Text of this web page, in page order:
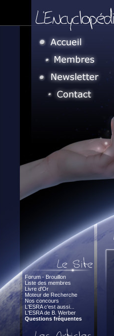
Forum - Brouillon
Liste des membres
Livre d'Or
Moteur de Recherche
Nos concours
L'ESRA c'est aussi...
L'ESRA de B. Werber
Questions fréquentes